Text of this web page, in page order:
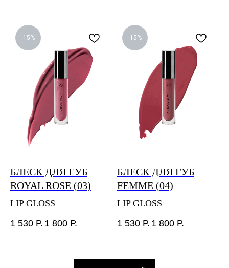
-15%
БЛЕСК ДЛЯ ГУБ
ROYAL ROSE (03)
LIP GLOSS
1 530 Р. 1 800 Р.
-15%
БЛЕСК ДЛЯ ГУБ
FEMME (04)
LIP GLOSS
1 530 Р. 1 800 Р.